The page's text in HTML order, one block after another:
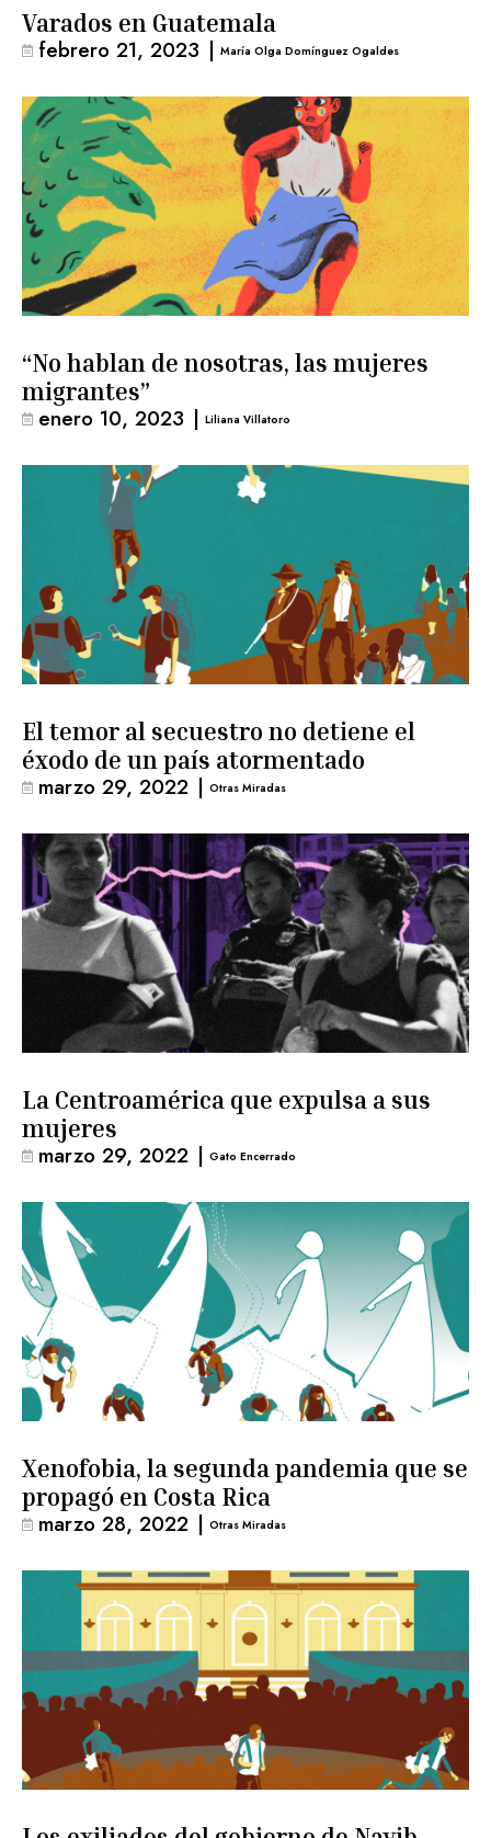
Varados en Guatemala
febrero 21, 2023 | María Olga Domínguez Ogaldes
“No hablan de nosotras, las mujeres
migrantes”
enero 10, 2023 | Liliana Villatoro
El temor al secuestro no detiene el
éxodo de un país atormentado
marzo 29, 2022 | Otras Miradas
La Centroamérica que expulsa a sus
mujeres
marzo 29, 2022 | Gato Encerrado
Xenofobia, la segunda pandemia que se
propagó en Costa Rica
marzo 28, 2022 | Otras Miradas